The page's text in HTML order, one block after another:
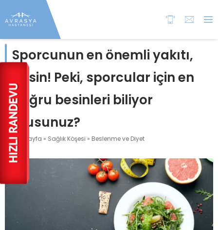
Sporcunun en önemli yakıtı,
besin! Peki, sporcular için en
doğru besinleri biliyor
musunuz?
Anasayfa » Sağlık Köşesi » Beslenme ve Diyet